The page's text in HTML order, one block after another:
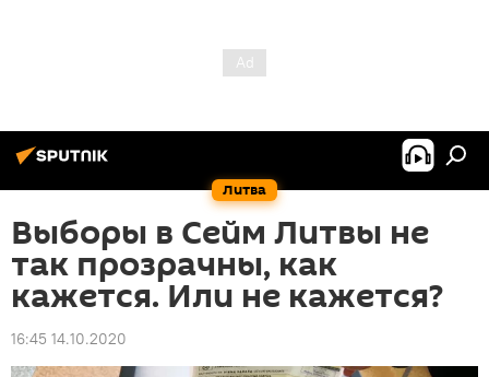
Литва
Выборы в Сейм Литвы не
так прозрачны, как
кажется. Или не кажется?
16:45 14.10.2020